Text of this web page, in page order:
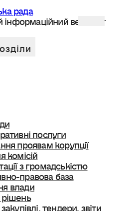
рада
інформаційний веб сайт
послуги
проявам корупції
комісій
з громадськістю
правова база
влади
тендери, звіти